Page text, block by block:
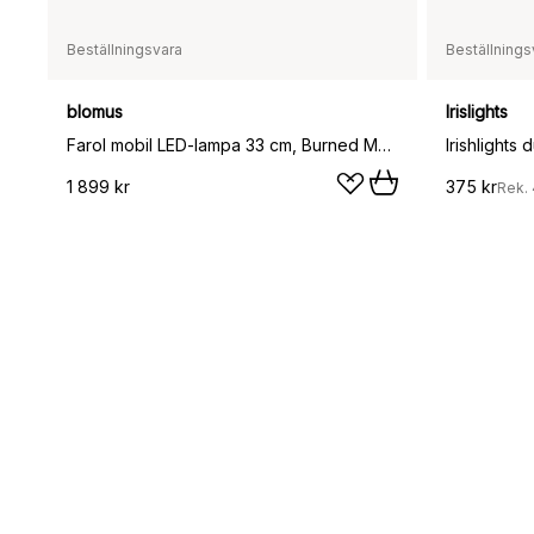
Beställningsvara
blomus
Farol mobil LED-lampa 33 cm, Burned Metal
1 899 kr
Irislights
Irishlights
375 krRek.